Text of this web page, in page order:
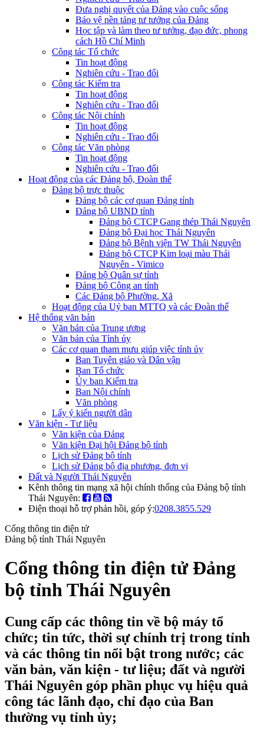
Đưa nghị quyết của Đảng vào cuộc sống
Bảo vệ nền tảng tư tưởng của Đảng
Học tập và làm theo tư tưởng, đạo đức, phong
cách Hồ Chí Minh
Công tác Tổ chức
Tin hoạt động
Nghiên cứu - Trao đổi
Công tác Kiểm tra
Tin hoạt động
Nghiên cứu - Trao đổi
Công tác Nội chính
Tin hoạt động
Nghiên cứu - Trao đổi
Công tác Văn phòng
Tin hoạt động
Nghiên cứu - Trao đổi
Hoạt động của các Đảng bộ, Đoàn thể
Đảng bộ trực thuộc
Đảng bộ các cơ quan Đảng tỉnh
Đảng bộ UBND tỉnh
Đảng bộ CTCP Gang thép Thái Nguyên
Đảng bộ Đại học Thái Nguyên
Đảng bộ Bệnh viện TW Thái Nguyên
Đảng bộ CTCP Kim loại màu Thái
Nguyên - Vimico
Đảng bộ Quân sự tỉnh
Đảng bộ Công an tỉnh
Các Đảng bộ Phường, Xã
Hoạt động của Uỷ ban MTTQ và các Đoàn thể
Hệ thống văn bản
Văn bản của Trung ương
Văn bản của Tỉnh ủy
Các cơ quan tham mưu giúp việc tỉnh ủy
Ban Tuyên giáo và Dân vận
Ban Tổ chức
Ủy ban Kiểm tra
Ban Nội chính
Văn phòng
Lấy ý kiến người dân
Văn kiện - Tư liệu
Văn kiện của Đảng
Văn kiện Đại hội Đảng bộ tỉnh
Lịch sử Đảng bộ tỉnh
Lịch sử Đảng bộ địa phương, đơn vị
Đất và Người Thái Nguyên
Kênh thông tin mạng xã hội chính thống của Đảng bộ tỉnh
Thái Nguyên:
Điện thoại hỗ trợ phản hồi, góp ý:0208.3855.529
Cổng thông tin điện tử
Đảng bộ tỉnh Thái Nguyên
Cổng thông tin điện tử Đảng
bộ tỉnh Thái Nguyên
Cung cấp các thông tin về bộ máy tổ
chức; tin tức, thời sự chính trị trong tỉnh
và các thông tin nổi bật trong nước; các
văn bản, văn kiện - tư liệu; đất và người
Thái Nguyên góp phần phục vụ hiệu quả
công tác lãnh đạo, chỉ đạo của Ban
thường vụ tỉnh ủy;